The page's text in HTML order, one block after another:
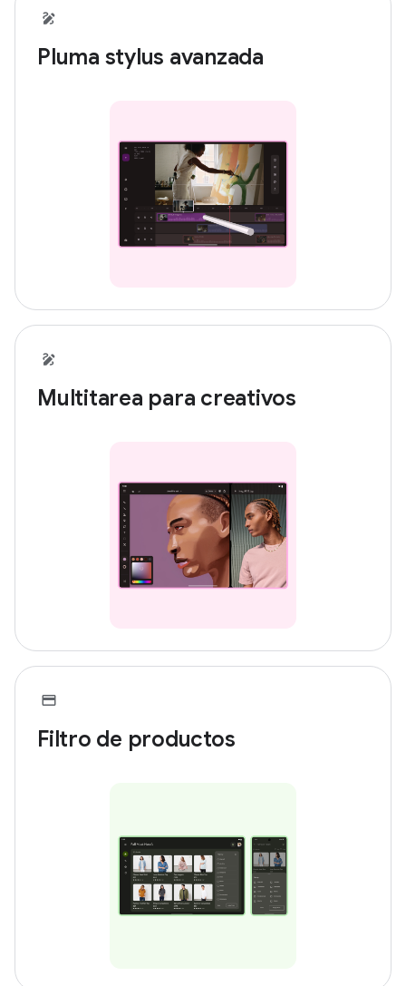
Pluma stylus avanzada
Multitarea para creativos
Filtro de productos